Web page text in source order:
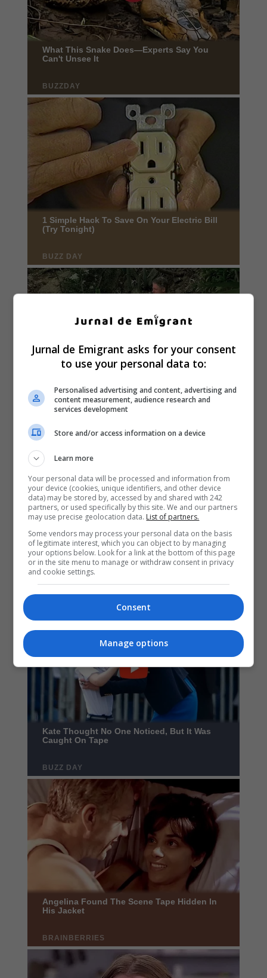
Jurnal de Emigrant asks for your consent
to use your personal data to:
Personalised advertising and content, advertising and
content measurement, audience research and
services development
Store and/or access information on a device
Learn more
Your personal data will be processed and information from
your device (cookies, unique identifiers, and other device
data) may be stored by, accessed by and shared with 242
partners, or used specifically by this site. We and our partners
may use precise geolocation data. List of partners.
Some vendors may process your personal data on the basis
of legitimate interest, which you can object to by managing
your options below. Look for a link at the bottom of this page
or in the site menu to manage or withdraw consent in privacy
and cookie settings.
Consent
Manage options